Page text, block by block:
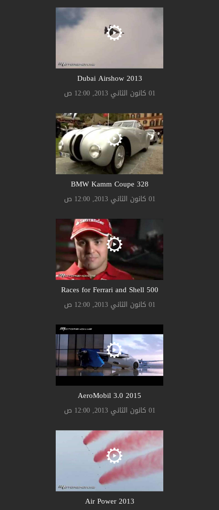
2013 Dubai Airshow
01 كانون الثاني 2013, 12:00 ص
328 BMW Kamm Coupe
01 كانون الثاني 2013, 12:00 ص
500 Races for Ferrari and Shell
01 كانون الثاني 2013, 12:00 ص
AeroMobil 3.0 2015
01 كانون الثاني 2013, 12:00 ص
Air Power 2013